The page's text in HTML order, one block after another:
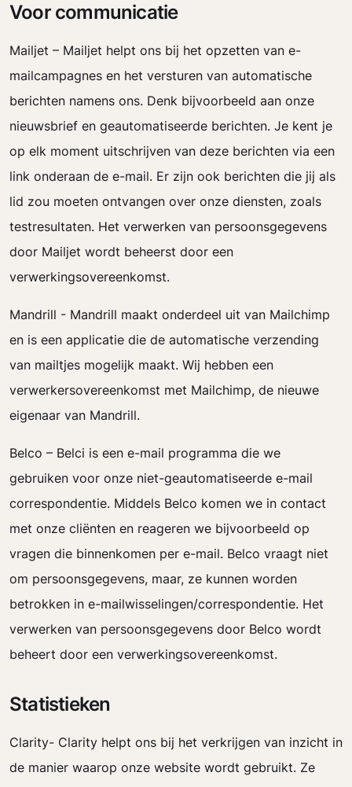
Voor communicatie
Mailjet – Mailjet helpt ons bij het opzetten van e-
mailcampagnes en het versturen van automatische
berichten namens ons. Denk bijvoorbeeld aan onze
nieuwsbrief en geautomatiseerde berichten. Je kent je
op elk moment uitschrijven van deze berichten via een
link onderaan de e-mail. Er zijn ook berichten die jij als
lid zou moeten ontvangen over onze diensten, zoals
testresultaten. Het verwerken van persoonsgegevens
door Mailjet wordt beheerst door een
verwerkingsovereenkomst.
Mandrill - Mandrill maakt onderdeel uit van Mailchimp
en is een applicatie die de automatische verzending
van mailtjes mogelijk maakt. Wij hebben een
verwerkersovereenkomst met Mailchimp, de nieuwe
eigenaar van Mandrill.
Belco – Belci is een e-mail programma die we
gebruiken voor onze niet-geautomatiseerde e-mail
correspondentie. Middels Belco komen we in contact
met onze cliënten en reageren we bijvoorbeeld op
vragen die binnenkomen per e-mail. Belco vraagt niet
om persoonsgegevens, maar, ze kunnen worden
betrokken in e-mailwisselingen/correspondentie. Het
verwerken van persoonsgegevens door Belco wordt
beheert door een verwerkingsovereenkomst.
Statistieken
Clarity- Clarity helpt ons bij het verkrijgen van inzicht in
de manier waarop onze website wordt gebruikt. Ze